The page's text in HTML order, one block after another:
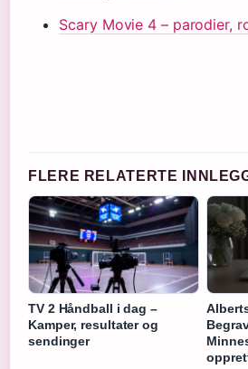
Scary Movie 4 – parodier,
FLERE RELATERTE
TV 2 Håndball i dag –
Kamper, resultater og
sendinger